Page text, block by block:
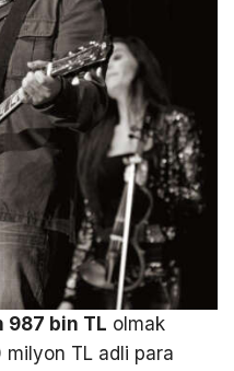
987 bin TL olmak
milyon TL adli para